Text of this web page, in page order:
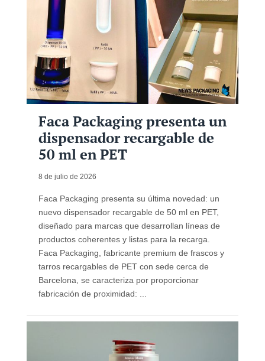
Faca Packaging presenta un
dispensador recargable de
50 ml en PET
8 de julio de 2026
Faca Packaging presenta su última novedad: un
nuevo dispensador recargable de 50 ml en PET,
diseñado para marcas que desarrollan líneas de
productos coherentes y listas para la recarga.
Faca Packaging, fabricante premium de frascos y
tarros recargables de PET con sede cerca de
Barcelona, ​​se caracteriza por proporcionar
fabricación de proximidad: ...